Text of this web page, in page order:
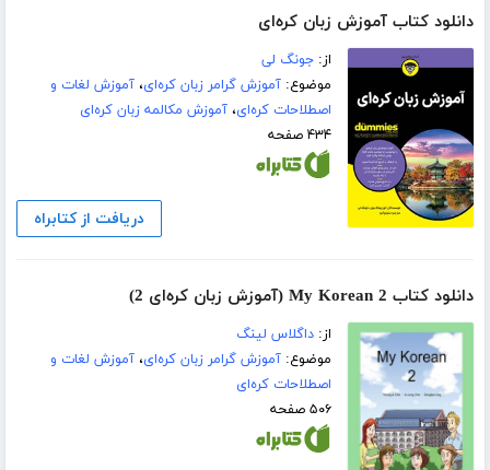
دانلود کتاب آموزش زبان کره‌ای
از:جونگ لی
موضوع:آموزش گرامر زبان کره‌ای،آموزش لغات و
اصطلاحات کره‌ای،آموزش مکالمه زبان کره‌ای
۴۳۴ صفحه
دریافت از کتابراه
دانلود کتاب My Korean 2 (آموزش زبان کره‌ای 2)
از:داگلاس لینگ
موضوع:آموزش گرامر زبان کره‌ای،آموزش لغات و
اصطلاحات کره‌ای
۵۰۶ صفحه